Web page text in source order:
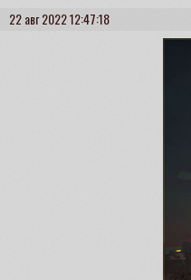
22 авг 2022 12:47:18